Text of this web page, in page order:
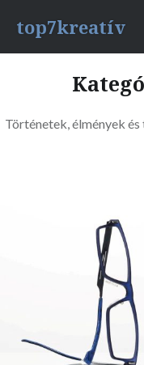
tartalomhoz
top7kreatív
Történetek, élmények